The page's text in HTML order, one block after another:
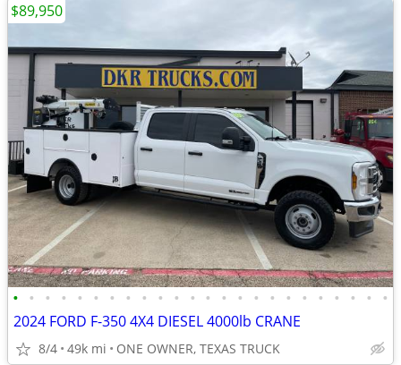
• • • • • • • • • • • • • • • • • • • • • • • •
2024 FORD F-350 4X4 DIESEL 4000lb CRANE
8/4 49k mi ONE OWNER, TEXAS TRUCK
$89,950